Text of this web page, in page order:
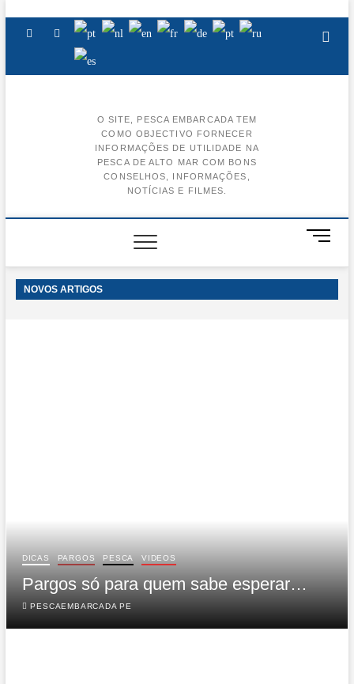
content
FacebookInstagramYoutube
O SITE, PESCA EMBARCADA TEM
COMO OBJECTIVO FORNECER
INFORMAÇÕES DE UTILIDADE NA
PESCA DE ALTO MAR COM BONS
CONSELHOS, INFORMAÇÕES,
NOTÍCIAS E FILMES.
M
n
B
NOVOS ARTIGOS
DICAS PARGOS PESCA VIDEOS
Pargos só para quem sabe esperar…
PESCAEMBARCADA PE